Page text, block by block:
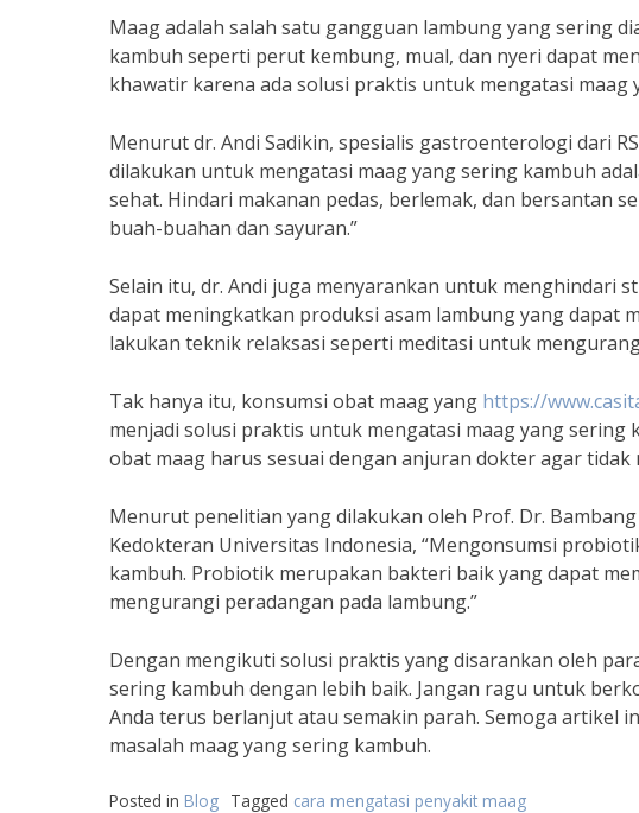
Maag adalah salah satu gangguan lambung yang sering
kambuh seperti perut kembung, mual, dan nyeri dapat
khawatir karena ada solusi praktis untuk mengatasi maag
Menurut dr. Andi Sadikin, spesialis gastroenterologi dari
dilakukan untuk mengatasi maag yang sering kambuh
sehat. Hindari makanan pedas, berlemak, dan bersantan
buah-buahan dan sayuran.”
Selain itu, dr. Andi juga menyarankan untuk menghindari
dapat meningkatkan produksi asam lambung yang dapat
lakukan teknik relaksasi seperti meditasi untuk
Tak hanya itu, konsumsi obat maag yang https://
menjadi solusi praktis untuk mengatasi maag yang
obat maag harus sesuai dengan anjuran dokter agar
Menurut penelitian yang dilakukan oleh Prof. Dr.
Kedokteran Universitas Indonesia, “Mengonsumsi
kambuh. Probiotik merupakan bakteri baik yang dapat
mengurangi peradangan pada lambung.”
Dengan mengikuti solusi praktis yang disarankan oleh
sering kambuh dengan lebih baik. Jangan ragu untuk
Anda terus berlanjut atau semakin parah. Semoga artikel
masalah maag yang sering kambuh.
Posted in Blog Tagged cara mengatasi penyakit maag